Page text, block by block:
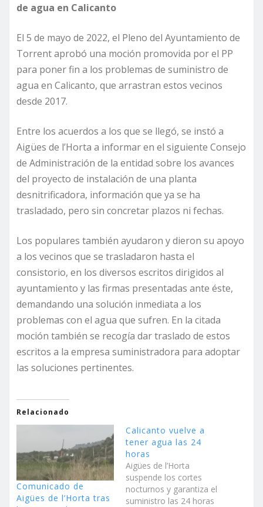
de agua en Calicanto
El 5 de mayo de 2022, el Pleno del Ayuntamiento de
Torrent aprobó una moción promovida por el PP
para poner fin a los problemas de suministro de
agua en Calicanto, que arrastran estos vecinos
desde 2017.
Entre los acuerdos a los que se llegó, se instó a
Aigües de l’Horta a informar en el siguiente Consejo
de Administración de la entidad sobre los avances
del proyecto de instalación de una planta
desnitrificadora, información que ya se ha
trasladado, pero sin concretar plazos ni fechas.
Los populares también ayudaron y dieron su apoyo
a los vecinos que se trasladaron hasta el
consistorio, en los diversos escritos dirigidos al
ayuntamiento y las firmas presentadas ante éste,
demandando una solución inmediata a los
problemas con el agua que sufren. En la citada
moción también se recogía dar traslado de estos
escritos a la empresa suministradora para adoptar
las soluciones pertinentes.
Relacionado
Comunicado de
Aigües de l’Horta tras
Calicanto vuelve a
tener agua las 24
horas
Aigües de l’Horta
suspende los cortes
nocturnos y garantiza el
suministro las 24 horas